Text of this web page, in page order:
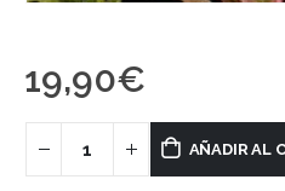
19,90€
AÑADIR AL